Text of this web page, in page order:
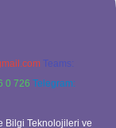
Teams:
0 726 Telegram:
Bilgi Teknolojileri ve